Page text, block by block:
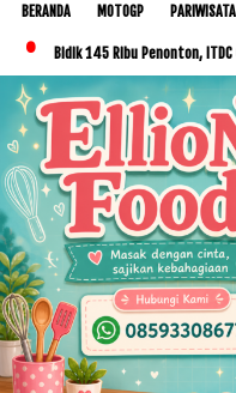
BERANDA MOTOGP PARIWISATA
145 Ribu Penonton, ITDC Group